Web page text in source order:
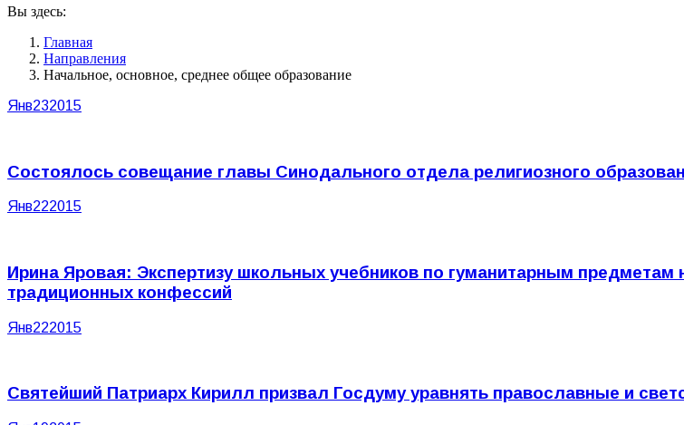
Вы здесь:
Главная
Направления
Начальное, основное, среднее общее образование
Янв232015
Состоялось совещание главы Синодального отдела религиозного
Янв222015
Ирина Яровая: Экспертизу школьных учебников по гуманитарным
традиционных конфессий
Янв222015
Святейший Патриарх Кирилл призвал Госдуму уравнять православные и